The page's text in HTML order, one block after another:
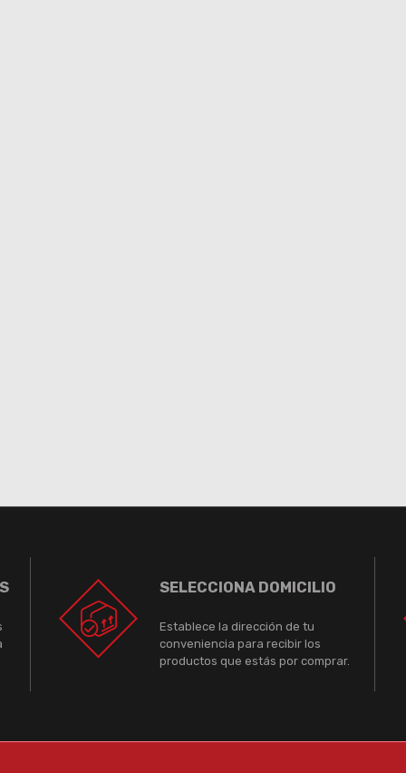
SELECCIONA DOMICILIO
Establece la dirección de tu
conveniencia para recibir los
productos que estás por comprar.